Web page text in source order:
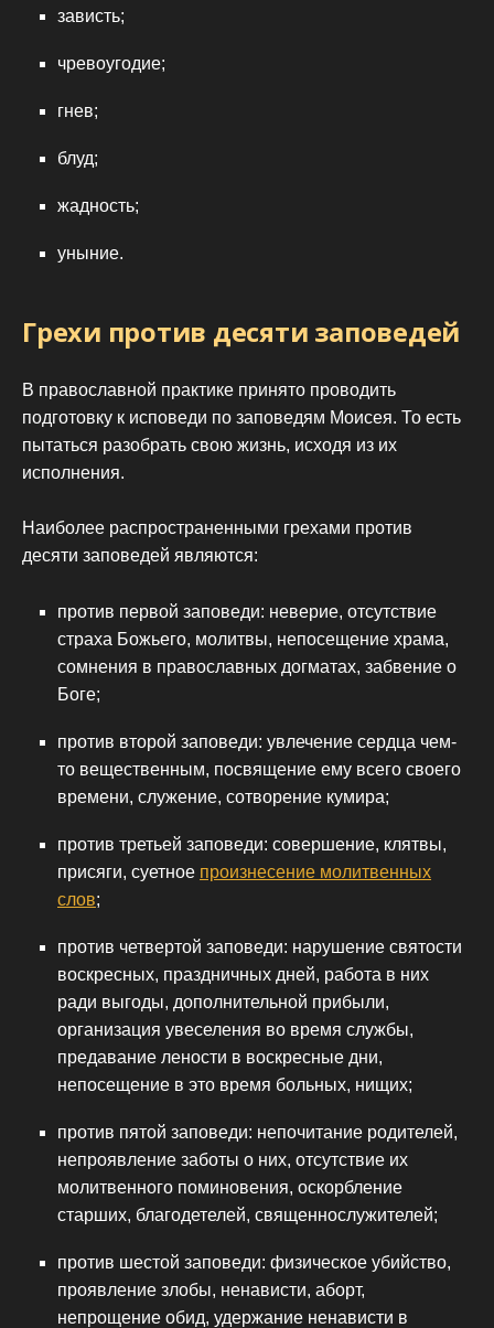
зависть;
чревоугодие;
гнев;
блуд;
жадность;
уныние.
Грехи против десяти заповедей
В православной практике принято проводить
подготовку к исповеди по заповедям Моисея. То есть
пытаться разобрать свою жизнь, исходя из их
исполнения.
Наиболее распространенными грехами против
десяти заповедей являются:
против первой заповеди: неверие, отсутствие
страха Божьего, молитвы, непосещение храма,
сомнения в православных догматах, забвение о
Боге;
против второй заповеди: увлечение сердца чем-
то вещественным, посвящение ему всего своего
времени, служение, сотворение кумира;
против третьей заповеди: совершение, клятвы,
присяги, суетное произнесение молитвенных
слов;
против четвертой заповеди: нарушение святости
воскресных, праздничных дней, работа в них
ради выгоды, дополнительной прибыли,
организация увеселения во время службы,
предавание лености в воскресные дни,
непосещение в это время больных, нищих;
против пятой заповеди: непочитание родителей,
непроявление заботы о них, отсутствие их
молитвенного поминовения, оскорбление
старших, благодетелей, священнослужителей;
против шестой заповеди: физическое убийство,
проявление злобы, ненависти, аборт,
непрощение обид, удержание ненависти в